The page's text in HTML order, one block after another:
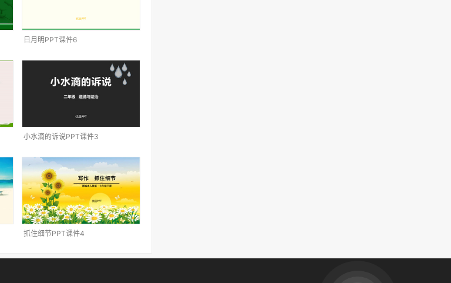
日月明PPT课件6
小水滴的诉说PPT课件3
抓住细节PPT课件4